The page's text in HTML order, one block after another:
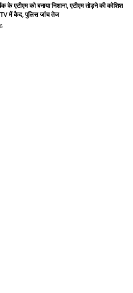
के एटीएम को बनाया निशाना, एटीएम तोड़ने की कोशिश
में कैद, पुलिस जांच तेज